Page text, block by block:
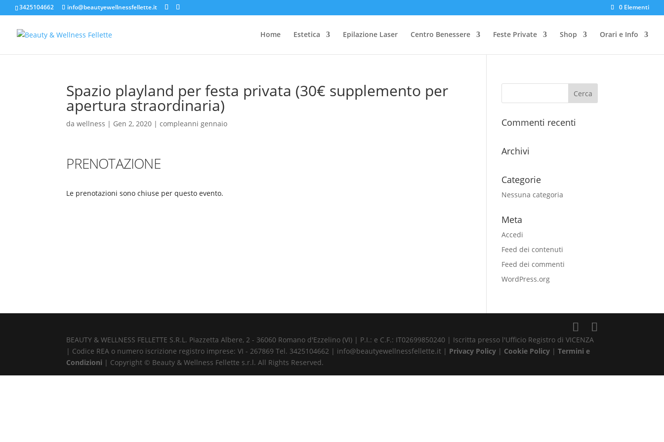
3425104662 info@beautyewellnessfellette.it 0 Elementi
Home Estetica Epilazione Laser Centro Benessere Feste Private Shop Orari e Info
Spazio playland per festa privata (30€ supplemento per
apertura straordinaria)
dawellness | Gen 2, 2020 |compleanni gennaio
PRENOTAZIONE
Le prenotazioni sono chiuse per questo evento.
Commenti recenti
Archivi
Categorie
Nessuna categoria
Meta
Accedi
Feed dei contenuti
Feed dei commenti
WordPress.org
BEAUTY & WELLNESS FELLETTE S.R.L. Piazzetta Albere, 2 - 36060 Romano d'Ezzelino (VI) | P.I.: e C.F.: IT02699850240 | Iscritta presso l'Ufficio Registro di VICENZA
| Codice REA o numero iscrizione registro imprese: VI - 267869 Tel. 3425104662 | info@beautyewellnessfellette.it | Privacy Policy | Cookie Policy |Termini e
Condizioni | Copyright © Beauty & Wellness Fellette s.r.l. All Rights Reserved.